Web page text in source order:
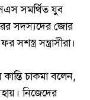
সমর্থিত যুব
সদস্যদের জোর
সন্ত্রাসীরা।
চাকমা বলেন,
নিজেদের